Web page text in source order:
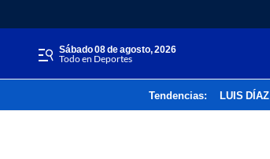
sábado 08 de agosto, 2026
Todo en Deportes
Tendencias: LUIS DÍAZ